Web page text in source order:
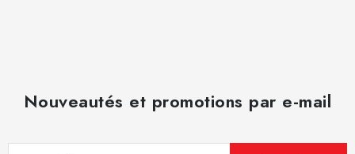
Nouveautés et promotions par e-mail